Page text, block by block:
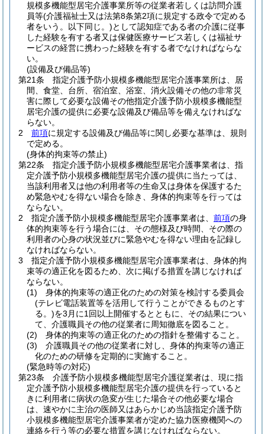
規模多機能型居宅介護事業所等の従業者若しくは訪問介護
員等(介護福祉士又は法第8条第2項に規定する政令で定める
者をいう。以下同じ。)として認知症である者の介護に従事
した経験を有する者又は保健医療サービス若しくは福祉サ
ービスの経営に携わった経験を有する者でなければならな
い。
(設備及び備品等)
第21条
指定介護予防小規模多機能型居宅介護事業所は、居
間、食堂、台所、宿泊室、浴室、消火設備その他の非常災
害に際して必要な設備その他指定介護予防小規模多機能型
居宅介護の提供に必要な設備及び備品等を備えなければな
らない。
2
前項に規定する設備及び備品等に関し必要な基準は、規則
で定める。
(身体的拘束等の禁止)
第22条
指定介護予防小規模多機能型居宅介護事業者は、指
定介護予防小規模多機能型居宅介護の提供に当たっては、
当該利用者又は他の利用者等の生命又は身体を保護するた
め緊急やむを得ない場合を除き、身体的拘束等を行っては
ならない。
2
指定介護予防小規模多機能型居宅介護事業者は、 前項の身
体的拘束等を行う場合には、その態様及び時間、その際の
利用者の心身の状況並びに緊急やむを得ない理由を記録し
なければならない。
3
指定介護予防小規模多機能型居宅介護事業者は、身体的拘
束等の適正化を図るため、次に掲げる措置を講じなければ
ならない。
(1)
身体的拘束等の適正化のための対策を検討する委員会
(テレビ電話装置等を活用して行うことができるものとす
る。)を3月に1回以上開催するとともに、その結果につい
て、介護職員その他の従業者に周知徹底を図ること。
(2)
身体的拘束等の適正化のための指針を整備すること。
(3)
介護職員その他の従業者に対し、身体的拘束等の適正
化のための研修を定期的に実施すること。
(緊急時等の対応)
第23条
介護予防小規模多機能型居宅介護従業者は、現に指
定介護予防小規模多機能型居宅介護の提供を行っていると
きに利用者に病状の急変が生じた場合その他必要な場合
は、速やかに主治の医師又はあらかじめ当該指定介護予防
小規模多機能型居宅介護事業者が定めた協力医療機関への
連絡を行う等の必要な措置を講じなければならない。